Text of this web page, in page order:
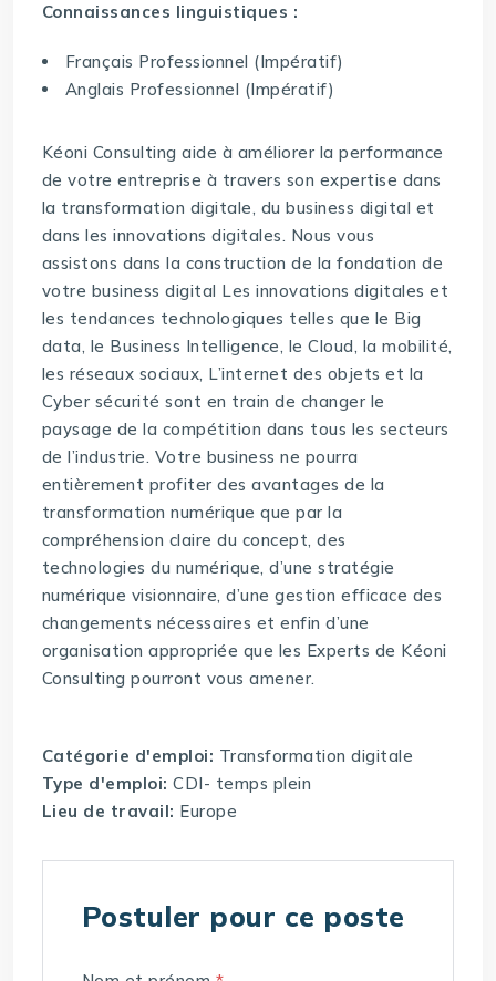
Connaissances linguistiques :
Français Professionnel (Impératif)
Anglais Professionnel (Impératif)
Kéoni Consulting aide à améliorer la performance
de votre entreprise à travers son expertise dans
la transformation digitale, du business digital et
dans les innovations digitales. Nous vous
assistons dans la construction de la fondation de
votre business digital Les innovations digitales et
les tendances technologiques telles que le Big
data, le Business Intelligence, le Cloud, la mobilité,
les réseaux sociaux, L’internet des objets et la
Cyber sécurité sont en train de changer le
paysage de la compétition dans tous les secteurs
de l’industrie. Votre business ne pourra
entièrement profiter des avantages de la
transformation numérique que par la
compréhension claire du concept, des
technologies du numérique, d’une stratégie
numérique visionnaire, d’une gestion efficace des
changements nécessaires et enfin d’une
organisation appropriée que les Experts de Kéoni
Consulting pourront vous amener.
Catégorie d'emploi: Transformation digitale
Type d'emploi:CDI- temps plein
Lieu de travail: Europe
Postuler pour ce poste